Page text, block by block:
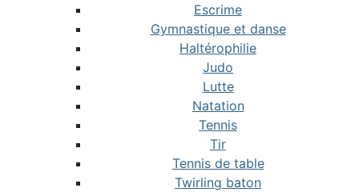
Escrime
Gymnastique et danse
Haltérophilie
Judo
Lutte
Natation
Tennis
Tir
Tennis de table
Twirling baton